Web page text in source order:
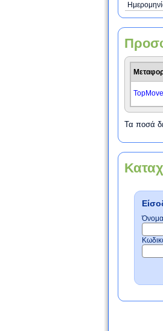
Τα ποσά